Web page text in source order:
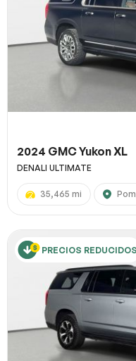
2024 GMC Yukon XL
DENALI ULTIMATE
35,465 mi
PRECIOS REDUCIDOS